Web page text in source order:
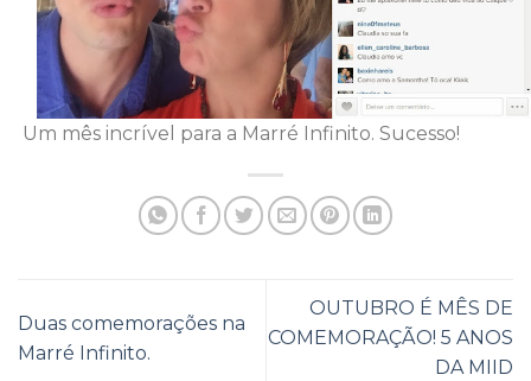
Um mês incrível para a Marré Infinito. Sucesso!
Duas comemorações na
Marré Infinito.
OUTUBRO É MÊS DE
COMEMORAÇÃO! 5 ANOS
DA MIID